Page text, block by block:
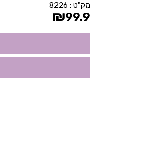
מק"ט : 8226
₪99.9